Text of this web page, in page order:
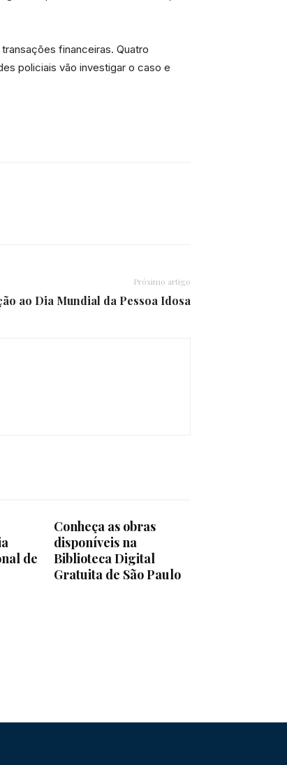
financeiras. Quatro
policiais vão investigar o caso e
Próximo artigo
ao Dia Mundial da Pessoa Idosa
de
Conheça as obras
disponíveis na
Biblioteca Digital
Gratuita de São Paulo